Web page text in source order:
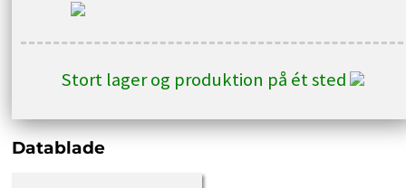
Stort lager og produktion på ét sted
Datablade